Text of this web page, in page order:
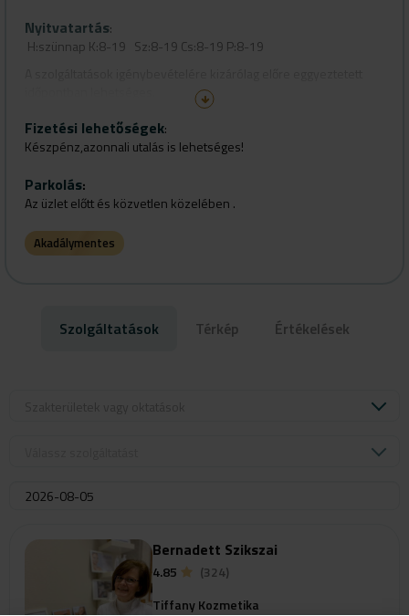
Nyitvatartás:
H:szünnap K:8-19 Sz:8-19 Cs:8-19 P:8-19
Fizetési lehetőségek:
Készpénz,azonnali utalás is lehetséges!
Parkolás:
Az üzlet előtt és közvetlen közelében .
Akadálymentes
Szolgáltatások Térkép Értékelések
Bernadett Szikszai
4.85
(324)
Tiffany Kozmetika